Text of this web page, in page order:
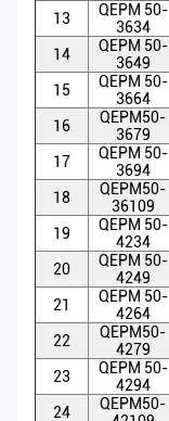
13
QEPM 50-
3634
14
QEPM 50-
3649
15
QEPM 50-
3664
16
QEPM50-
3679
17
QEPM 50-
3694
18
QEPM50-
36109
19
QEPM 50-
4234
20
QEPM 50-
4249
21
QEPM 50-
4264
22
QEPM50-
4279
23
QEPM 50-
4294
24
QEPM50-